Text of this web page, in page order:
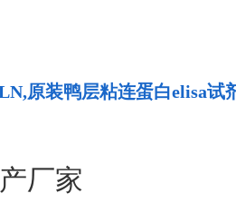
原装鸭层粘连蛋白elisa试
厂家